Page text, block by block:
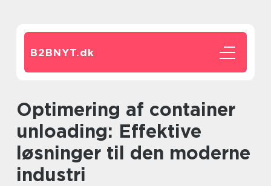
B2BNYT.dk
Optimering af container
unloading: Effektive
løsninger til den moderne
industri